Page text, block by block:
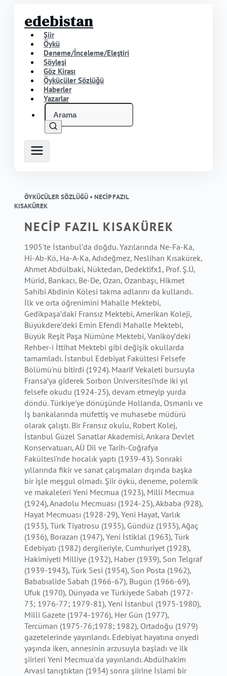
edebistan
Şiir
Öykü
Deneme/İnceleme/Eleştiri
Söyleşi
Göz Kirası
Öykücüler Sözlüğü
Haberler
Yazarlar
ÖYKÜCÜLER SÖZLÜĞÜ • NECİP FAZIL
KISAKÜREK
NECİP FAZIL KISAKÜREK
1905'te İstanbul’da doğdu. Yazılarında Ne-Fa-Ka,
Hi-Ab-Kö, Ha-A-Ka, Adıdeğmez, Neslihan Kısakürek,
Ahmet Abdülbaki, Nüktedan, Dedektifx1, Prof. Ş.Ü,
Mürid, Bankacı, Be-De, Ozan, Ozanbaşı, Hikmet
Sahibi Abdinin Kölesi takma adlarını da kullandı.
İlk ve orta öğrenimini Mahalle Mektebi,
Gedikpaşa’daki Fransız Mektebi, Amerikan Koleji,
Büyükdere’deki Emin Efendi Mahalle Mektebi,
Büyük Reşit Paşa Nümûne Mektebi, Vaniköy’deki
Rehber-i İttihat Mektebi gibi değişik okullarda
tamamladı. İstanbul Edebiyat Fakültesi Felsefe
Bölümü'nü bitirdi (1924). Maarif Vekaleti bursuyla
Fransa’ya giderek Sorbon Üniversitesi’nde iki yıl
felsefe okudu (1924-25), devam etmeyip yurda
döndü. Türkiye'ye dönüşünde Hollanda, Osmanlı ve
İş bankalarında müfettiş ve muhasebe müdürü
olarak çalıştı. Bir Fransız okulu, Robert Kolej,
İstanbul Güzel Sanatlar Akademisi, Ankara Devlet
Konservatuarı, AÜ Dil ve Tarih-Coğrafya
Fakültesi'nde hocalık yaptı (1939-43). Sonraki
yıllarında fikir ve sanat çalışmaları dışında başka
bir işle meşgul olmadı. Şiir öykü, deneme, polemik
ve makaleleri Yeni Mecmua (1923), Milli Mecmua
(1924), Anadolu Mecmuası (1924-25), Akbaba (928),
Hayat Mecmuası (1928-29), Yeni Hayat, Varlık
(1933), Türk Tiyatrosu (1935), Gündüz (1935), Ağaç
(1936), Borazan (1947), Yeni İstiklal (1963), Türk
Edebiyatı (1982) dergileriyle, Cumhuriyet (1928),
Hakimiyeti Milliye (1932), Haber (1939), Son Telgraf
(1939-1943), Türk Sesi (1954), Son Posta (1962),
Bababıalide Sabah (1966-67), Bugün (1966-69),
Ufuk (1970), Dünyada ve Türkiyede Sabah (1972-
73; 1976-77; 1979-81), Yeni İstanbul (1975-1980),
Milli Gazete (1974-1976), Her Gün (1977),
Tercüman (1975-76;1978; 1982), Ortadoğu (1979)
gazetelerinde yayınlandı. Edebiyat hayatına onyedi
yaşında iken, annesinin arzusuyla başladı ve ilk
şiirleri Yeni Mecmua'da yayınlandı. Abdülhakim
Arvasi tanıştıktan (1934) sonra şiirine İslami bir